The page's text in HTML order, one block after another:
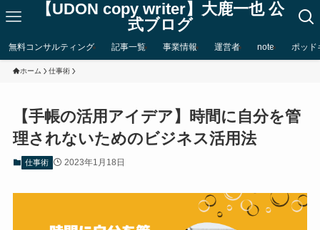
【UDON copy writer】大鹿一也 公
式ブログ
無料コンサルティング 記事一覧 事業情報 運営者 note ポッド
ホーム 仕事術
【手帳の活用アイデア】時間に自分を管
理されないためのビジネス活用法
仕事術 2023年1月18日